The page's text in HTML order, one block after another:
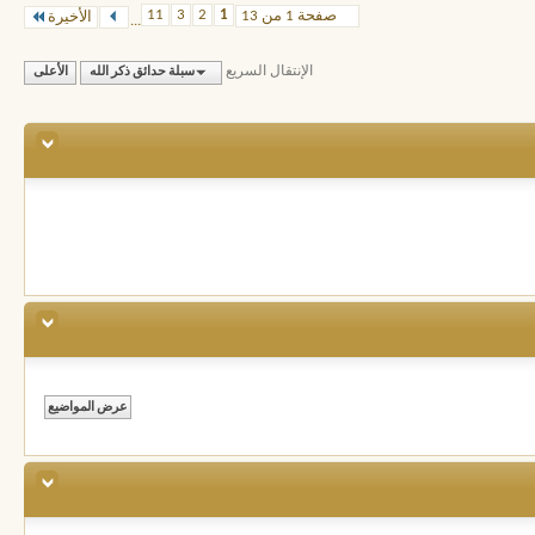
صفحة 1 من 13 1
2
3
11
... الأخيرة
الإنتقال السريع سبلة حدائق ذكر الله الأعلى